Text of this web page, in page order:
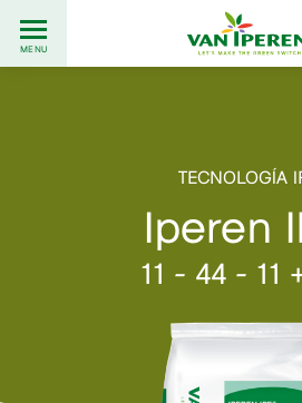
content
Back
to
MENU
TECNOLOGÍA
Iperen
11 - 44 - 11